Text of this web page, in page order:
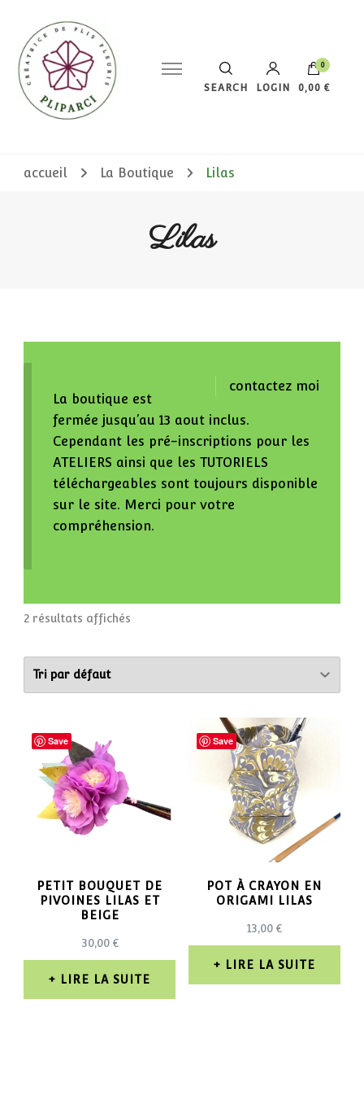
SEARCH LOGIN
0
0,00 €
accueil La Boutique Lilas
Lilas
contactez moi
La boutique est
fermée jusqu’au 13 aout inclus.
Cependant les pré-inscriptions pour les
ATELIERS ainsi que les TUTORIELS
téléchargeables sont toujours disponible
sur le site. Merci pour votre
compréhension.
2 résultats affichés
Save
PETIT BOUQUET DE
PIVOINES LILAS ET
BEIGE
30,00€
LIRE LA SUITE
Save
POT À CRAYON EN
ORIGAMI LILAS
13,00€
LIRE LA SUITE